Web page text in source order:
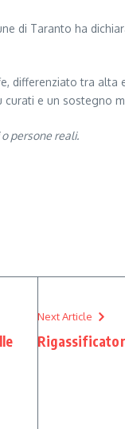
di Taranto ha
tra alta
curati e un sostegno
persone reali.
Next Article